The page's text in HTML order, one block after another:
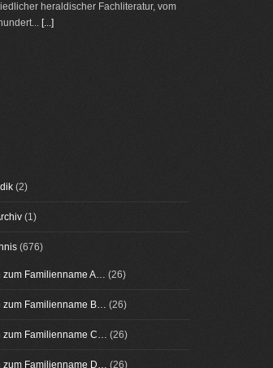
heraldischer Fachliteratur, vom
[...]
(2)
(1)
(676)
zum Familienname A… (26)
zum Familienname B… (26)
zum Familienname C… (26)
zum Familienname D… (26)